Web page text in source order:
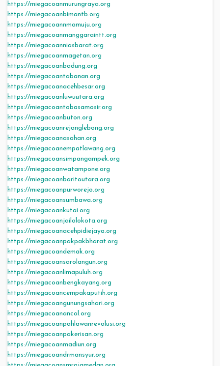
https://miegacoanmurungraya.org
https://miegacoanbimantb.org
https://miegacoannmamuju.org
https://miegacoanmanggaraintt.org
https://miegacoanniasbarat.org
https://miegacoanmagetan.org
https://miegacoanbadung.org
https://miegacoantabanan.org
https://miegacoanacehbesar.org
https://miegacoanluwuutara.org
https://miegacoantobasamosir.org
https://miegacoanbuton.org
https://miegacoanrejanglebong.org
https://miegacoanasahan.org
https://miegacoanempatlawang.org
https://miegacoansimpangampek.org
https://miegacoanwatampone.org
https://miegacoanbaritoutara.org
https://miegacoanpurworejo.org
https://miegacoansumbawa.org
https://miegacoankutai.org
https://miegacoanjailolokota.org
https://miegacoanacehpidiejaya.org
https://miegacoanpakpakbharat.org
https://miegacoandemak.org
https://miegacoansarolangun.org
https://miegacoanlimapuluh.org
https://miegacoanbengkayang.org
https://miegacoancempakaputih.org
https://miegacoangunungsahari.org
https://miegacoanancol.org
https://miegacoanpahlawanrevolusi.org
https://miegacoanpakerisan.org
https://miegacoanmadiun.org
https://miegacoandrmansyur.org